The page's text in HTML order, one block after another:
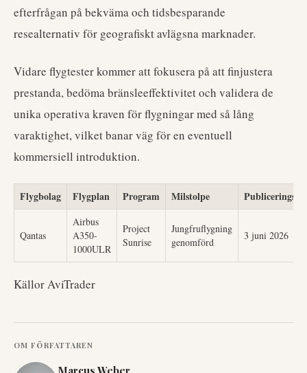
efterfrågan på bekväma och tidsbesparande
resealternativ för geografiskt avlägsna marknader.
Vidare flygtester kommer att fokusera på att finjustera
prestanda, bedöma bränsleeffektivitet och validera de
unika operativa kraven för flygningar med så lång
varaktighet, vilket banar väg för en eventuell
kommersiell introduktion.
Flygbolag Flygplan Program Milstolpe
Qantas
Airbus
A350-
1000ULR
Project
Sunrise
Jungfruflygning
genomförd
3 juni 2026
Källor AviTrader
OM FÖRFATTAREN
Marcus Weber